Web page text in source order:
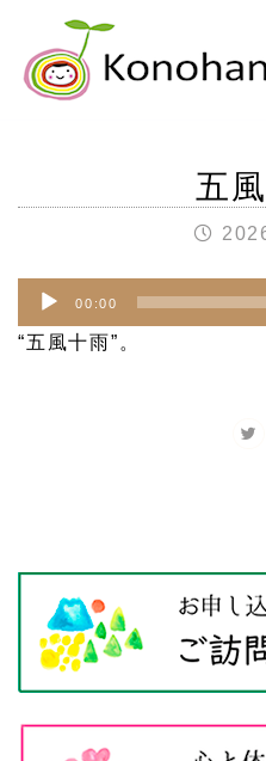
五
声
00:00
“五風十雨”。